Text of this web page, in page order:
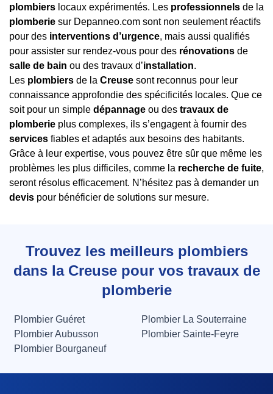
plombiers locaux expérimentés. Les professionnels de la
plomberie sur Depanneo.com sont non seulement réactifs
pour des interventions d’urgence, mais aussi qualifiés
pour assister sur rendez-vous pour des rénovations de
salle de bain ou des travaux d’installation.
Les plombiers de la Creuse sont reconnus pour leur
connaissance approfondie des spécificités locales. Que ce
soit pour un simple dépannage ou des travaux de
plomberie plus complexes, ils s’engagent à fournir des
services fiables et adaptés aux besoins des habitants.
Grâce à leur expertise, vous pouvez être sûr que même les
problèmes les plus difficiles, comme la recherche de fuite,
seront résolus efficacement. N’hésitez pas à demander un
devis pour bénéficier de solutions sur mesure.
Trouvez les meilleurs plombiers
dans la Creuse pour vos travaux de
plomberie
Plombier Guéret
Plombier La Souterraine
Plombier Aubusson
Plombier Sainte-Feyre
Plombier Bourganeuf